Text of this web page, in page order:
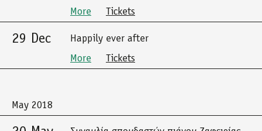
More
Tickets
29 Dec
Happily ever after
More
Tickets
May 2018